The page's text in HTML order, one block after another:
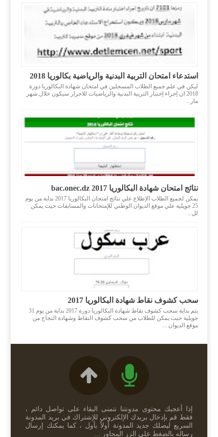
استدعاء امتحان التربية البدنية والرياضية بكالوريا 2018
ليكن في علم جميع الطلاب المسجلين في امتحان شهادة البكالوريا دورة
2018 ان إجراء إختبار التربية البدنية والرياضيات للاحرار سيكون خلال شهر
مار...
نتائج امتحان شهادة البكالوريا 2017 bac.onec.dz
يمكن لجميع الطلاب الإطلاع علي نتائج امتحان البكالوريا 2017 بداية من يوم
25 جويلية علي موقع الديوان الوطني للإمتحانات والمسابقات حيت يمكن
لل...
سحب كشوف نقاط شهادة البكالوريا 2017
يتم بداية سحب كشوف نقاط شهادة البكالوريا دورة 2017 بداية من يوم 31
جويلية حيت يمكن للطلاب من سحب كشوف النقاط وشهادة النجاح من
موقع الديوان ...
إذا أعجبك محتوى مدونتنا نتمنى البقاء على تواصل دائم ،
فقط قم بإدخال بريدك الإلكتروني للإشتراك في بريد المدونة
السريع ليصلك جديد المدونة أولاً بأول ، كما يمكنك إرسال
رساله بالضغط على الزر المجاور ...